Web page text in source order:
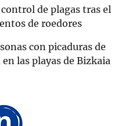
de plagas tras el
de roedores
con picaduras de
las playas de Bizkaia